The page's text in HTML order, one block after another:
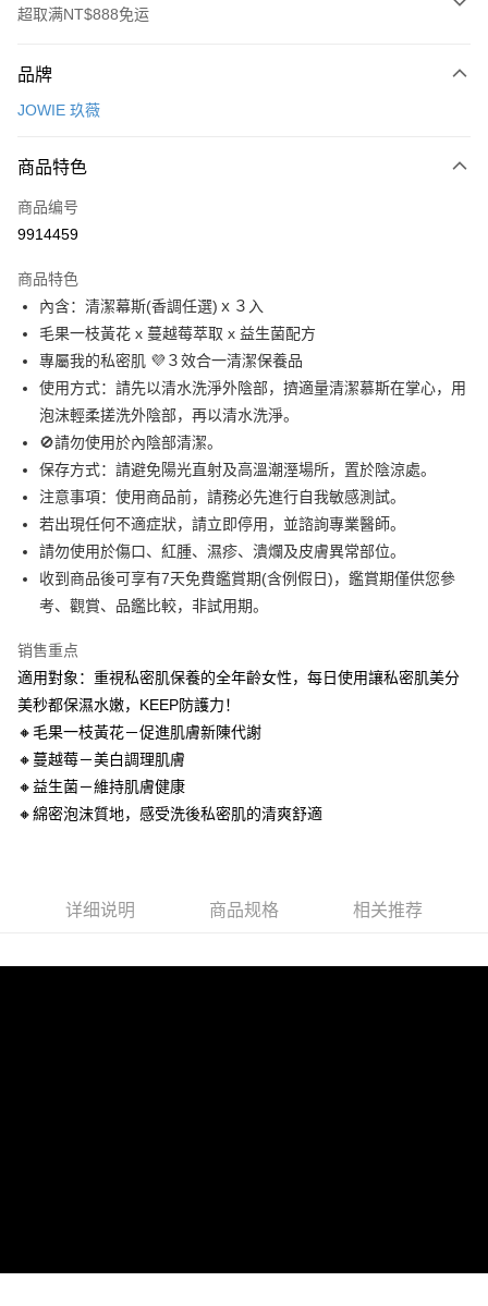
超取满NT$888免运
信用卡一次付款
LINE Pay
Apple Pay
ATM付款
运送方式
全家取貨付款
每笔NT$100，满NT$888(含以上)免运费
付款後全家取貨
每笔NT$100，满NT$888(含以上)免运费
7-11取貨付款
每笔NT$100，满NT$888(含以上)免运费
付款後7-11取貨
每笔NT$100，满NT$888(含以上)免运费
新竹物流
每笔NT$100，满NT$888(含以上)免运费
海外地區配送
品牌
JOWIE 玖薇
商品特色
商品编号
9914459
商品特色
內含：清潔幕斯(香調任選)ｘ３入
毛果一枝黃花 x 蔓越莓萃取 x 益生菌配方
專屬我的私密肌 💜３效合一清潔保養品
使用方式：請先以清水洗淨外陰部，擠適量清潔慕斯在掌心，用
泡沫輕柔搓洗外陰部，再以清水洗淨。
🚫請勿使用於內陰部清潔。
保存方式：請避免陽光直射及高溫潮溼場所，置於陰涼處。
注意事項：使用商品前，請務必先進行自我敏感測試。
若出現任何不適症狀，請立即停用，並諮詢專業醫師。
請勿使用於傷口、紅腫、濕疹、潰爛及皮膚異常部位。
收到商品後可享有7天免費鑑賞期(含例假日)，鑑賞期僅供您參
考、觀賞、品鑑比較，非試用期。
销售重点
適用對象：重視私密肌保養的全年齡女性，每日使用讓私密肌美分
美秒都保濕水嫩，KEEP防護力！
🔸毛果一枝黃花－促進肌膚新陳代謝
🔸蔓越莓－美白調理肌膚
🔸益生菌－維持肌膚健康
🔸綿密泡沫質地，感受洗後私密肌的清爽舒適
详细说明 商品规格 相关推荐